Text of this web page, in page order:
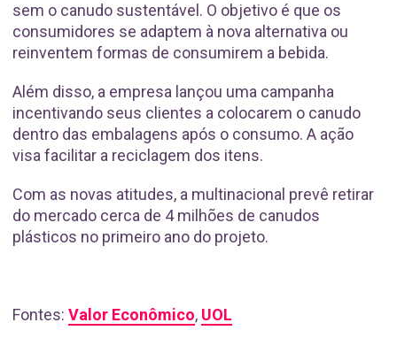
sem o canudo sustentável. O objetivo é que os
consumidores se adaptem à nova alternativa ou
reinventem formas de consumirem a bebida.
Além disso, a empresa lançou uma campanha
incentivando seus clientes a colocarem o canudo
dentro das embalagens após o consumo. A ação
visa facilitar a reciclagem dos itens.
Com as novas atitudes, a multinacional prevê retirar
do mercado cerca de 4 milhões de canudos
plásticos no primeiro ano do projeto.
Fontes: Valor Econômico, UOL